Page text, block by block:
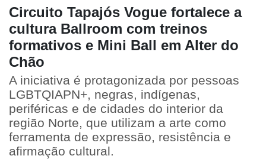
Circuito Tapajós Vogue fortalece a
cultura Ballroom com treinos
formativos e Mini Ball em Alter do
Chão
A iniciativa é protagonizada por pessoas
LGBTQIAPN+, negras, indígenas,
periféricas e de cidades do interior da
região Norte, que utilizam a arte como
ferramenta de expressão, resistência e
afirmação cultural.